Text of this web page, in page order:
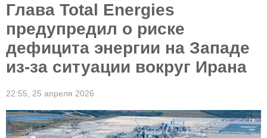
Глава Total Energies
предупредил о риске
дефицита энергии на Западе
из-за ситуации вокруг Ирана
22:55, 25 апреля 2026